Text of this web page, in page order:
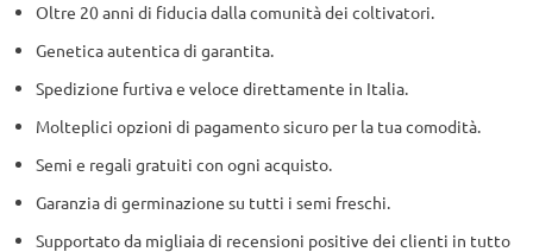
Oltre 20 anni di fiducia dalla comunità dei coltivatori.
Genetica autentica di garantita.
Spedizione furtiva e veloce direttamente in Italia.
Molteplici opzioni di pagamento sicuro per la tua comodità.
Semi e regali gratuiti con ogni acquisto.
Garanzia di germinazione su tutti i semi freschi.
Supportato da migliaia di recensioni positive dei clienti in tutto